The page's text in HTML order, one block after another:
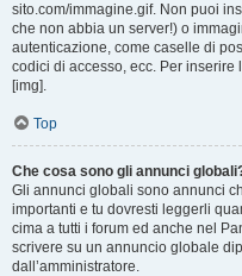
sito.com/immagine.gif. Non puoi
che non abbia un server!) o
autenticazione, come caselle di
codici di accesso, ecc. Per inserire
[img].
Top
Che cosa sono gli annunci
Gli annunci globali sono annunci
importanti e tu dovresti leggerli
cima a tutti i forum ed anche nel
scrivere su un annuncio globale
dall’amministratore.